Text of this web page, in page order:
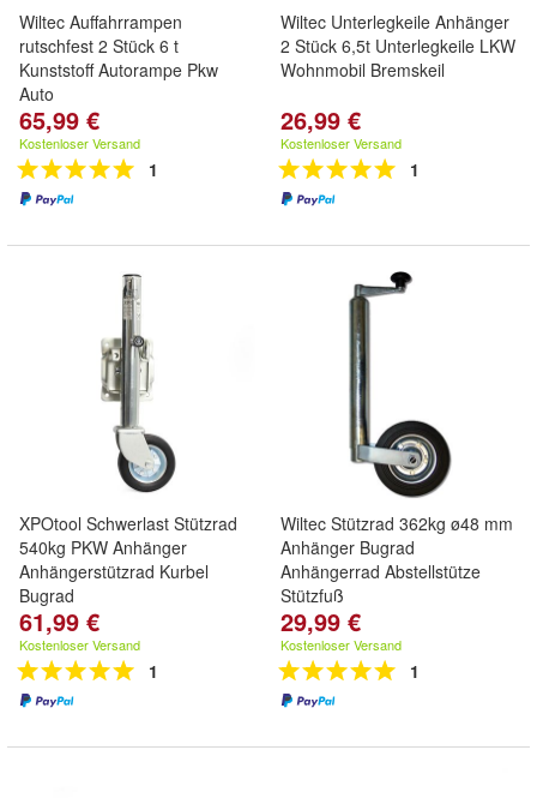
Wiltec Auffahrrampen
rutschfest 2 Stück 6 t
Kunststoff Autorampe Pkw
Auto
65,99 €
Kostenloser Versand
1
Wiltec Unterlegkeile Anhänger
2 Stück 6,5t Unterlegkeile LKW
Wohnmobil Bremskeil
26,99 €
Kostenloser Versand
1
XPOtool Schwerlast Stützrad
540kg PKW Anhänger
Anhängerstützrad Kurbel
Bugrad
61,99 €
Kostenloser Versand
1
Wiltec Stützrad 362kg ø48 mm
Anhänger Bugrad
Anhängerrad Abstellstütze
Stützfuß
29,99 €
Kostenloser Versand
1